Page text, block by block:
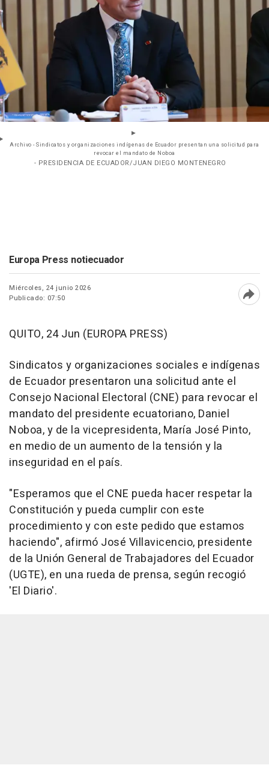
Archivo - Sindicatos y organizaciones indígenas de Ecuador presentan una solicitud para
revocar el mandato de Noboa
- PRESIDENCIA DE ECUADOR/JUAN DIEGO MONTENEGRO
Europa Press notiecuador
Miércoles, 24 junio 2026
Publicado: 07:50
QUITO, 24 Jun (EUROPA PRESS)
Sindicatos y organizaciones sociales e indígenas
de Ecuador presentaron una solicitud ante el
Consejo Nacional Electoral (CNE) para revocar el
mandato del presidente ecuatoriano, Daniel
Noboa, y de la vicepresidenta, María José Pinto,
en medio de un aumento de la tensión y la
inseguridad en el país.
"Esperamos que el CNE pueda hacer respetar la
Constitución y pueda cumplir con este
procedimiento y con este pedido que estamos
haciendo", afirmó José Villavicencio, presidente
de la Unión General de Trabajadores del Ecuador
(UGTE), en una rueda de prensa, según recogió
'El Diario'.